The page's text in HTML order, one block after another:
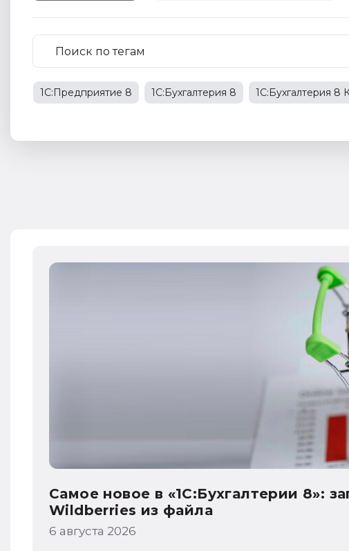
1С:Предприятие 8 1С:Бухгалтерия 8 1С:Бухгалтерия 8
Самое новое в «1С:Бухгалтерии 8»:
по косвенным налогам при импорте
5 августа 2026